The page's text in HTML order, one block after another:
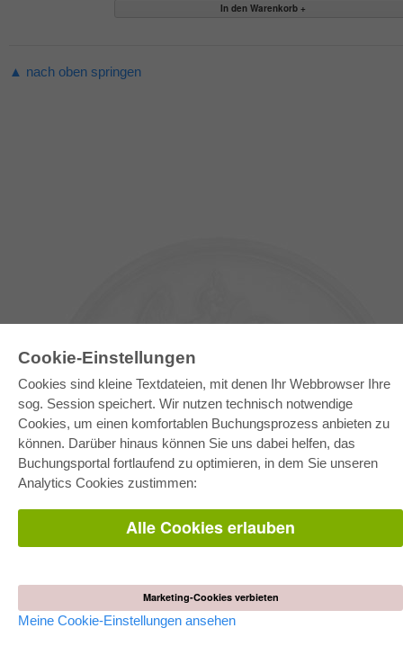
Cookie-Einstellungen
Cookies sind kleine Textdateien, mit denen Ihr Webbrowser Ihre
sog. Session speichert. Wir nutzen technisch notwendige
Cookies, um einen komfortablen Buchungsprozess anbieten zu
können. Darüber hinaus können Sie uns dabei helfen, das
Buchungsportal fortlaufend zu optimieren, in dem Sie unseren
Analytics Cookies zustimmen:
Alle Cookies erlauben
Marketing-Cookies verbieten
Meine Cookie-Einstellungen ansehen
▲ nach oben springen
E-COLLECTION
Gesamtpaket
Fachbereichspakete
Bereitstellung von E-Books
Häufig gestellte Fragen (FAQ)
AGB